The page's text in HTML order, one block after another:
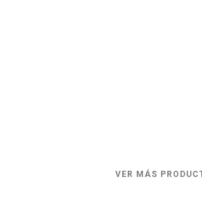
VER MÁS